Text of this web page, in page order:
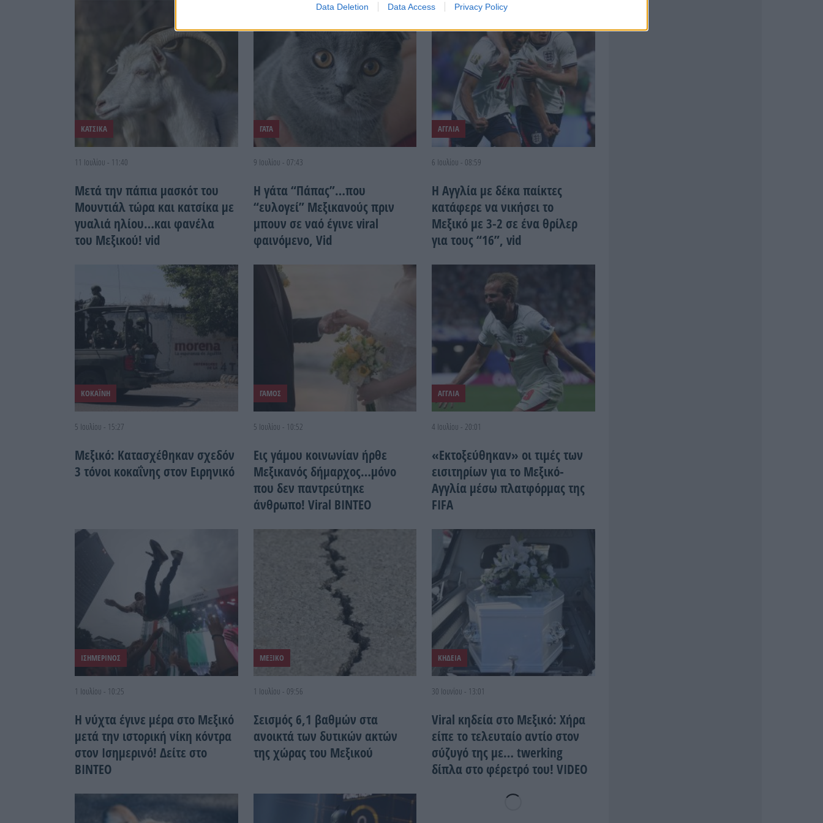
Data Deletion Data Access Privacy Policy
ΚΑΤΣΙΚΑ
11 Ιουλίου - 11:40
Μετά την πάπια μασκότ του
Μουντιάλ τώρα και κατσίκα με
γυαλιά ηλίου…και φανέλα
του Μεξικού! vid
ΓΑΤΑ
9 Ιουλίου - 07:43
Η γάτα “Πάπας”…που
“ευλογεί” Μεξικανούς πριν
μπουν σε ναό έγινε viral
φαινόμενο, Vid
ΑΓΓΛΙΑ
6 Ιουλίου - 08:59
Η Αγγλία με δέκα παίκτες
κατάφερε να νικήσει το
Μεξικό με 3-2 σε ένα θρίλερ
για τους “16”, vid
ΚΟΚΑΪΝΗ
5 Ιουλίου - 15:27
Μεξικό: Κατασχέθηκαν σχεδόν
3 τόνοι κοκαΐνης στον Ειρηνικό
ΓΑΜΟΣ
5 Ιουλίου - 10:52
Εις γάμου κοινωνίαν ήρθε
Μεξικανός δήμαρχος…μόνο
που δεν παντρεύτηκε
άνθρωπο! Viral ΒΙΝΤΕΟ
ΑΓΓΛΙΑ
4 Ιουλίου - 20:01
«Εκτοξεύθηκαν» οι τιμές των
εισιτηρίων για το Μεξικό-
Αγγλία μέσω πλατφόρμας της
FIFA
ΙΣΗΜΕΡΙΝΟΣ
1 Ιουλίου - 10:25
Η νύχτα έγινε μέρα στο Μεξικό
μετά την ιστορική νίκη κόντρα
στον Ισημερινό! Δείτε στο
ΒΙΝΤΕΟ
ΜΕΞΙΚΟ
1 Ιουλίου - 09:56
Σεισμός 6,1 βαθμών στα
ανοικτά των δυτικών ακτών
της χώρας του Μεξικού
ΚΗΔΕΙΑ
30 Ιουνίου - 13:01
Viral κηδεία στο Μεξικό: Χήρα
είπε το τελευταίο αντίο στον
σύζυγό της με… twerking
δίπλα στο φέρετρό του! VIDEO